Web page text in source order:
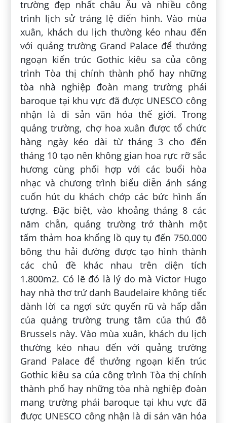
trường đẹp nhất châu Âu và nhiều công
trình lịch sử tráng lệ điển hình. Vào mùa
xuân, khách du lịch thường kéo nhau đến
với quảng trường Grand Palace để thưởng
ngoạn kiến trúc Gothic kiêu sa của công
trình Tòa thị chính thành phố hay những
tòa nhà nghiệp đoàn mang trường phái
baroque tại khu vực đã được UNESCO công
nhận là di sản văn hóa thế giới. Trong
quảng trường, chợ hoa xuân được tổ chức
hàng ngày kéo dài từ tháng 3 cho đến
tháng 10 tạo nên không gian hoa rực rỡ sắc
hương cùng phối hợp với các buổi hòa
nhạc và chương trình biểu diễn ánh sáng
cuốn hút du khách chớp các bức hình ấn
tượng. Đặc biệt, vào khoảng tháng 8 các
năm chẵn, quảng trường trở thành một
tấm thảm hoa khổng lồ quy tụ đến 750.000
bông thu hải đường được tạo hình thành
các chủ đề khác nhau trên diện tích
1.800m2. Có lẽ đó là lý do mà Victor Hugo
hay nhà thơ trứ danh Baudelaire không tiếc
dành lời ca ngợi sức quyến rũ và hấp dẫn
của quảng trường trung tâm của thủ đô
Brussels này. Vào mùa xuân, khách du lịch
thường kéo nhau đến với quảng trường
Grand Palace để thưởng ngoạn kiến trúc
Gothic kiêu sa của công trình Tòa thị chính
thành phố hay những tòa nhà nghiệp đoàn
mang trường phái baroque tại khu vực đã
được UNESCO công nhận là di sản văn hóa